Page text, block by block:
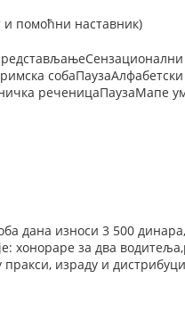
и помоћни наставник)
реченицаПаузаМапе
дана износи 3 500
хонораре за два
израду и